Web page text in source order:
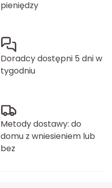
pieniędzy
Doradcy dostępni 5 dni w
tygodniu
Metody dostawy: do
domu z wniesieniem lub
bez